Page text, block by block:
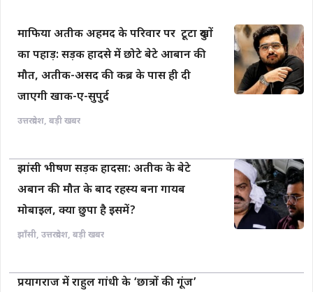
माफिया अतीक अहमद के परिवार पर टूटा दुखों
का पहाड़: सड़क हादसे में छोटे बेटे आबान की
मौत, अतीक-असद की कब्र के पास ही दी
जाएगी खाक-ए-सुपुर्द
उत्तरप्रदेश, बड़ी खबर
झांसी भीषण सड़क हादसा: अतीक के बेटे
अबान की मौत के बाद रहस्य बना गायब
मोबाइल, क्या छुपा है इसमें?
झाँसी, उत्तरप्रदेश, बड़ी खबर
प्रयागराज में राहुल गांधी के ‘छात्रों की गूंज’